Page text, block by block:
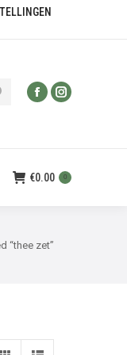
€0.00 0
“thee zet”